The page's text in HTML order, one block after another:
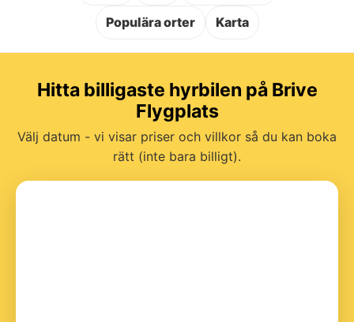
Populära orter Karta
Hitta billigaste hyrbilen på Brive
Flygplats
Välj datum - vi visar priser och villkor så du kan boka
rätt (inte bara billigt).